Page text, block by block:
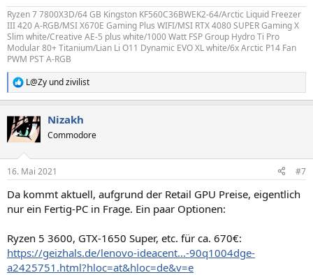
Ryzen 7 7800X3D/64 GB Kingston KF560C36BWEK2-64/Arctic Liquid Freezer
III 420 A-RGB/MSI X670E Gaming Plus WIFI/MSI RTX 4080 SUPER Gaming X
Slim white/Creative AE-5 plus white/1000 Watt FSP Group Hydro Ti Pro
Modular 80+ Titanium/Lian Li O11 Dynamic EVO XL white/6x Arctic P14 Fan
PWM PST A-RGB
R
e
k
t
i
e
:
L@Zy undzivilist
Nizakh
Commodore
16. Mai 2021 #7
Da kommt aktuell, aufgrund der Retail GPU Preise, eigentlich
nur ein Fertig-PC in Frage. Ein paar Optionen:
Ryzen 5 3600, GTX-1650 Super, etc. für ca. 670€:
https://geizhals.de/lenovo-ideacent...-90q1004dge-
a2425751.html?hloc=at&hloc=de&v=e